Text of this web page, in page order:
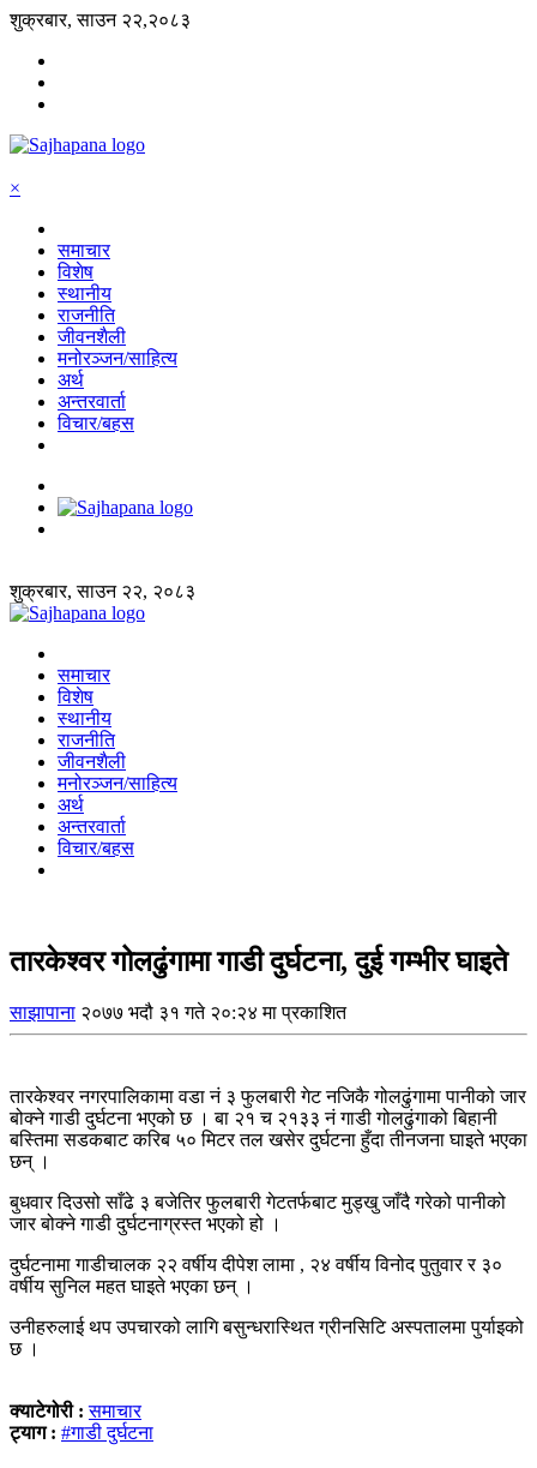
शुक्रबार, साउन २२,२०८३
×
समाचार
विशेष
स्थानीय
राजनीति
जीवनशैली
मनोरञ्जन/साहित्य
अर्थ
अन्तरवार्ता
विचार/बहस
शुक्रबार, साउन २२, २०८३
समाचार
विशेष
स्थानीय
राजनीति
जीवनशैली
मनोरञ्जन/साहित्य
अर्थ
अन्तरवार्ता
विचार/बहस
तारकेश्वर गोलढुंगामा गाडी दुर्घटना, दुई गम्भीर घाइते
साझापाना २०७७ भदौ ३१ गते २०:२४ मा प्रकाशित
तारकेश्वर नगरपालिकामा वडा नं ३ फुलबारी गेट नजिकै गोलढुंगामा पानीको जार
बोक्ने गाडी दुर्घटना भएको छ । बा २१ च २१३३ नं गाडी गोलढुंगाको बिहानी
बस्तिमा सडकबाट करिब ५० मिटर तल खसेर दुर्घटना हुँदा तीनजना घाइते भएका
छन् ।
बुधवार दिउसो साँढे ३ बजेतिर फुलबारी गेटतर्फबाट मुड्खु जाँदै गरेको पानीको
जार बोक्ने गाडी दुर्घटनाग्रस्त भएको हो ।
दुर्घटनामा गाडीचालक २२ वर्षीय दीपेश लामा , २४ वर्षीय विनोद पुतुवार र ३०
वर्षीय सुनिल महत घाइते भएका छन् ।
उनीहरुलाई थप उपचारको लागि बसुन्धरास्थित ग्रीनसिटि अस्पतालमा पुर्याइको
छ ।
क्याटेगोरी :समाचार
ट्याग : #गाडी दुर्घटना